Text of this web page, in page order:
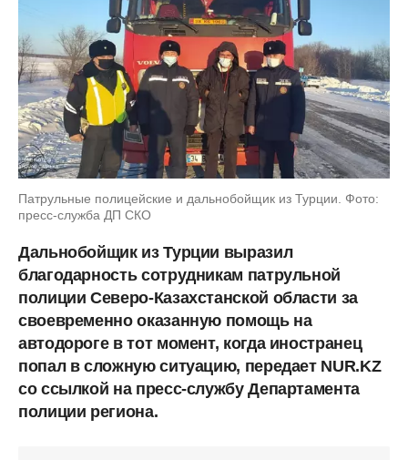
Патрульные полицейские и дальнобойщик из Турции. Фото:
пресс-служба ДП СКО
Дальнобойщик из Турции выразил
благодарность сотрудникам патрульной
полиции Северо-Казахстанской области за
своевременно оказанную помощь на
автодороге в тот момент, когда иностранец
попал в сложную ситуацию, передает NUR.KZ
со ссылкой на пресс-службу Департамента
полиции региона.